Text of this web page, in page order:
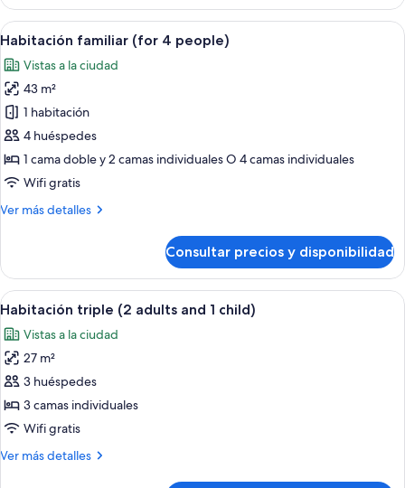
familiar
(for
3
Abrir
todas
las
fotos
de
Habitación
familiar
(for
people)
Habitación de hotel con dos camas,
5
Habitación familiar (for 4 people)
Vistas a la ciudad
43 m²
1 habitación
4 huéspedes
1 cama doble y 2 camas individuales O 4 camas individuales
Wifi gratis
Ver más detalles
Más
familiar
(for
4
Consultar precios y disponibilidad
Abrir
todas
las
fotos
de
Habitación
triple
adults
Una habitación de hotel con una
4
Habitación triple (2 adults and 1 child)
Vistas a la ciudad
27 m²
3 huéspedes
3 camas individuales
Wifi gratis
Ver más detalles
Más